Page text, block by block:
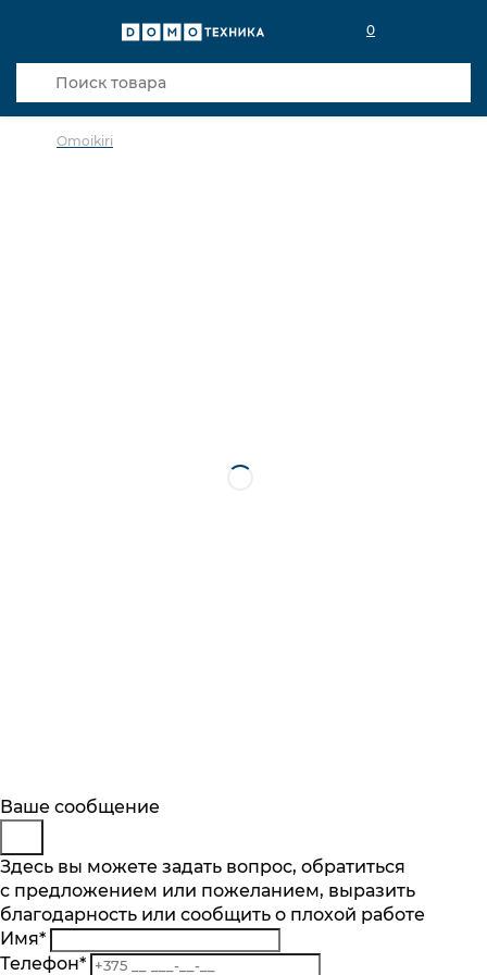
0
Omoikiri
Описание
Отзывы
Основные характеристики
Количество чаш шт.
1
Материал
Будьте в курсе
Подпишитесь на последние обновления
и узнавайте о новинках и специальных
предложениях первыми
Подписаться
Заказ обратного звонка
Представьтесь
Телефон*
Комментарий
Ваше сообщение
Здесь вы можете задать вопрос, обратиться
с предложением или пожеланием, выразить
благодарность или сообщить о плохой работе
Имя*
Телефон*